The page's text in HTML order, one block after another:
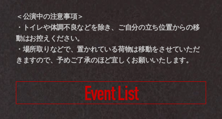
＜公演中の注意事項＞
・トイレや体調不良などを除き、ご自分の立ち位置からの移
動はお控えください。
・場所取りなどで、置かれている荷物は移動をさせていただ
きますので、予めご了承のほど宜しくお願いいたします。
Event List